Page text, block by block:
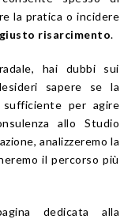
la pratica o incidere
giusto risarcimento.
hai dubbi sui
sapere se la
per agire
allo Studio
analizzeremo la
il percorso più
dedicata alla